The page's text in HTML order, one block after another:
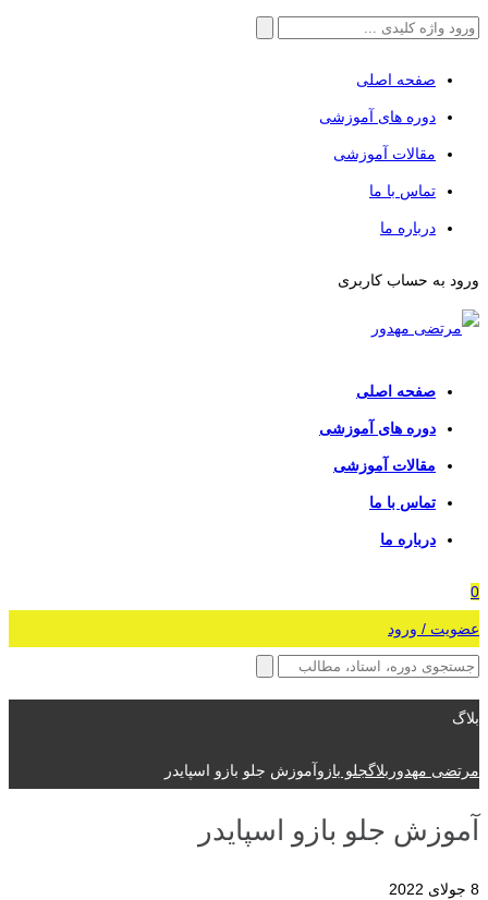
جستجو
صفحه اصلی
دوره های آموزشی
مقالات آموزشی
تماس با ما
درباره ما
ورود به حساب کاربری
صفحه اصلی
دوره های آموزشی
مقالات آموزشی
تماس با ما
درباره ما
0
عضویت / ورود
بلاگ
مرتضی مهدور بلاگجلو بازوآموزش جلو بازو اسپایدر
آموزش جلو بازو اسپایدر
8 جولای 2022